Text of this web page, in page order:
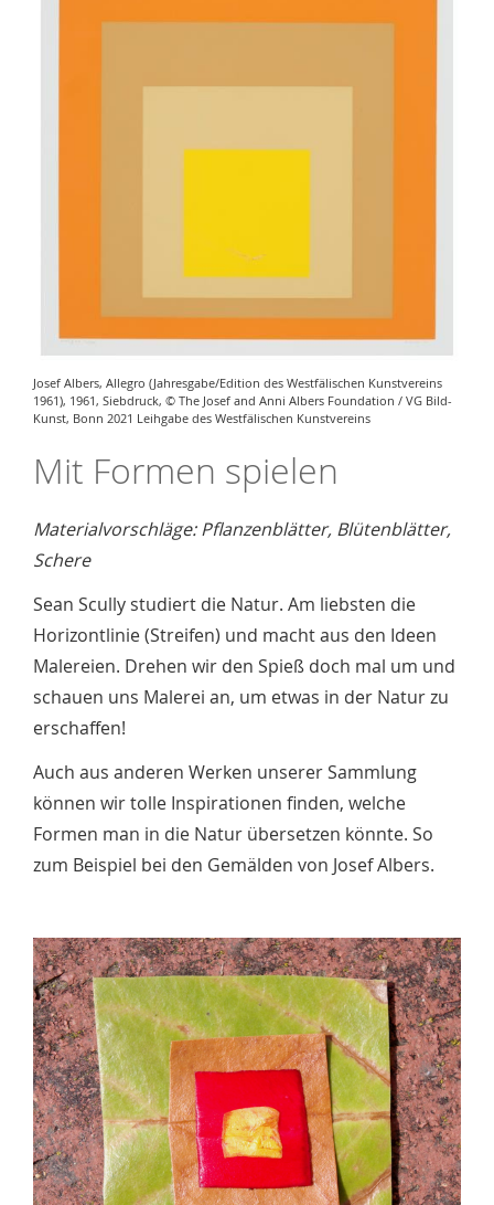
Josef Albers, Allegro (Jahresgabe/Edition des Westfälischen Kunstvereins
1961), 1961, Siebdruck, © The Josef and Anni Albers Foundation / VG Bild-
Kunst, Bonn 2021 Leihgabe des Westfälischen Kunstvereins
Mit Formen spielen
Materialvorschläge: Pflanzenblätter, Blütenblätter,
Schere
Sean Scully studiert die Natur. Am liebsten die
Horizontlinie (Streifen) und macht aus den Ideen
Malereien. Drehen wir den Spieß doch mal um und
schauen uns Malerei an, um etwas in der Natur zu
erschaffen!
Auch aus anderen Werken unserer Sammlung
können wir tolle Inspirationen finden, welche
Formen man in die Natur übersetzen könnte. So
zum Beispiel bei den Gemälden von Josef Albers.